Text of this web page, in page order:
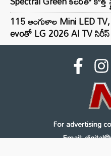
115 అంగుళాల Mini LED
evoతో LG 2026 AI TV
For advertising
Email: